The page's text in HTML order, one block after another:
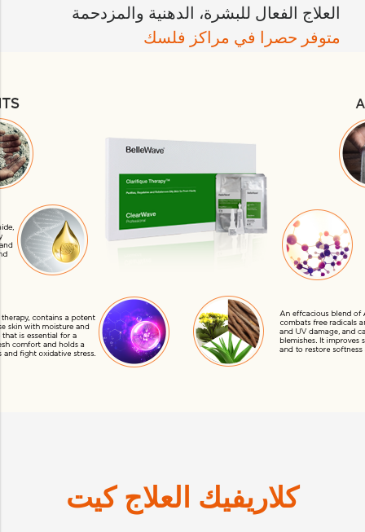
العلاج الفعال للبشرة، الدهنية والمزدحمة
متوفر حصرا في مراكز فلسك
كلاريفيك العلاج كيت